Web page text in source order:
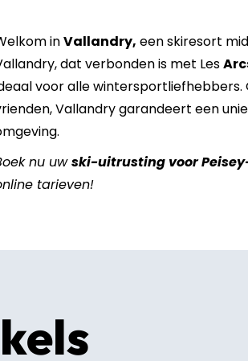
inVallandry, een skiresort
dat verbonden is met Les
voor alle wintersportliefhebbers.
Vallandry garandeert een
nu uwski-uitrusting voor
tarieven!